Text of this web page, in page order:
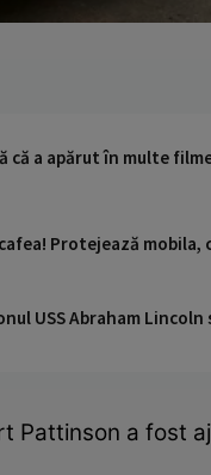
a apărut în multe
Protejează
USS Abraham
Pattinson a fost